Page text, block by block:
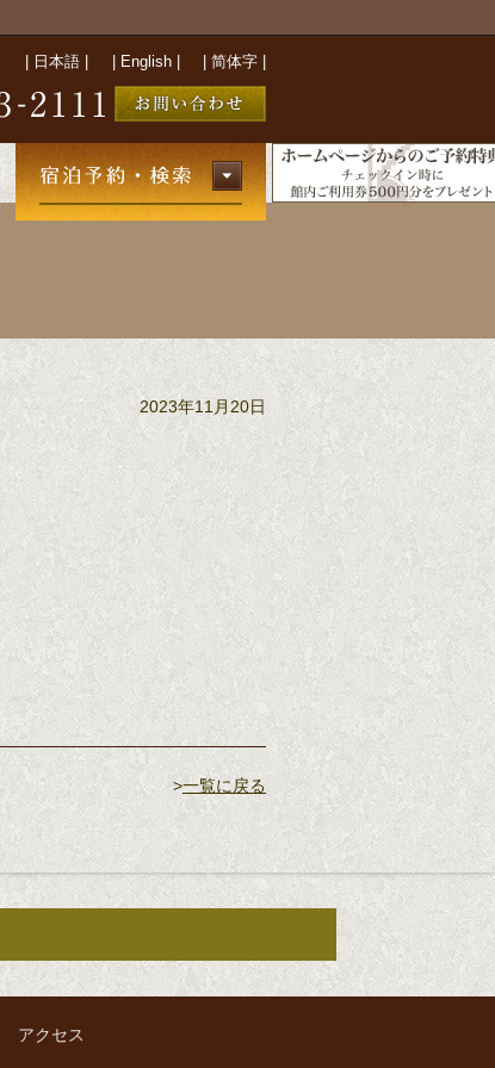
日本語 English| 简体字
2023年11月20日
>一覧に戻る
アクセス